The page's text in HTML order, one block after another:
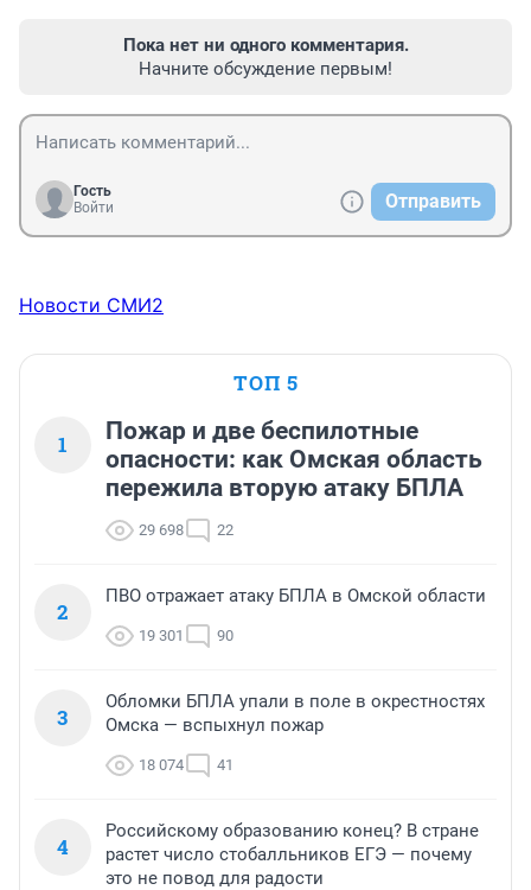
Пока нет ни одного комментария.
Начните обсуждение первым!
Гость
Войти
Отправить
Новости СМИ2
ТОП 5
1
Пожар и две беспилотные
опасности: как Омская область
пережила вторую атаку БПЛА
29 698 22
2
ПВО отражает атаку БПЛА в Омской области
19 301 90
3
Обломки БПЛА упали в поле в окрестностях
Омска — вспыхнул пожар
18 074 41
4
Российскому образованию конец? В стране
растет число стобалльников ЕГЭ — почему
это не повод для радости